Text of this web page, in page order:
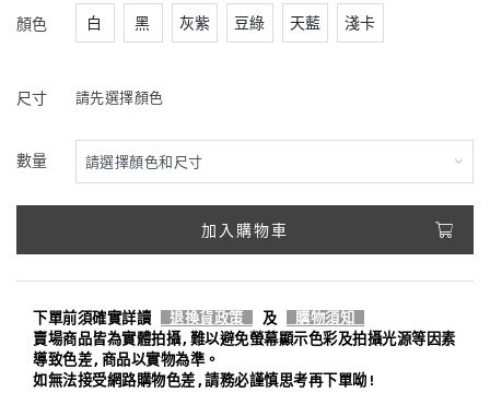
顏色 白 黑 灰紫 豆綠 天藍 淺卡
尺寸 請先選擇顏色
數量
加入購物車
下單前須確實詳讀 退換貨政策 及
購物須知
賣場商品皆為實體拍攝,難以避免螢幕顯示色彩及拍攝光源等因素
導致色差,商品以實物為準。
如無法接受網路購物色差,請務必謹慎思考再下單呦!